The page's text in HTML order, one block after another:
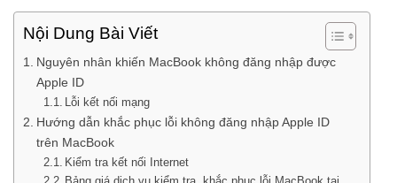
Nội Dung Bài Viết
Nguyên nhân khiến MacBook không đăng nhập được
Apple ID
Lỗi kết nối mạng
Hướng dẫn khắc phục lỗi không đăng nhập Apple ID
trên MacBook
Kiểm tra kết nối Internet